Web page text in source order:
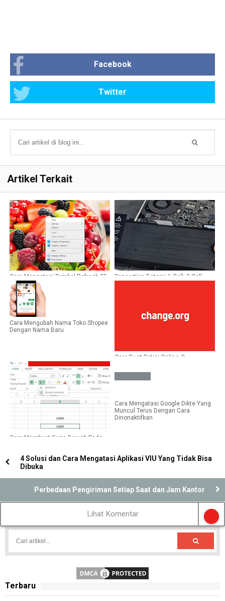
Facebook
Twitter
Artikel Terkait
Cara Mengatasi Tombol Refresh F5
Tidak Berfungsi di Perangkat
Windows
Pengertian Baterai 1 Cell, 2 Cell,
Cara Mengubah Nama Toko Shopee
Dengan Nama Baru
Cara Buat Petisi Online di
Cara Membuat Garis Bawah Pada
Cara Mengatasi Google Dikte Yang
Muncul Terus Dengan Cara
Dinonaktifkan
4 Solusi dan Cara Mengatasi Aplikasi VIU Yang Tidak Bisa
Dibuka
Perbedaan Pengiriman Setiap Saat dan Jam Kantor
Lihat Komentar
Terbaru